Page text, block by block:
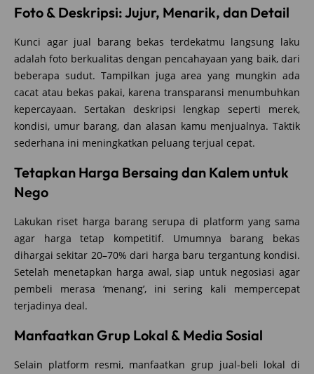
Foto & Deskripsi: Jujur, Menarik, dan Detail
Kunci agar jual barang bekas terdekatmu langsung laku
adalah foto berkualitas dengan pencahayaan yang baik, dari
beberapa sudut. Tampilkan juga area yang mungkin ada
cacat atau bekas pakai, karena transparansi menumbuhkan
kepercayaan. Sertakan deskripsi lengkap seperti merek,
kondisi, umur barang, dan alasan kamu menjualnya. Taktik
sederhana ini meningkatkan peluang terjual cepat.
Tetapkan Harga Bersaing dan Kalem untuk
Nego
Lakukan riset harga barang serupa di platform yang sama
agar harga tetap kompetitif. Umumnya barang bekas
dihargai sekitar 20–70% dari harga baru tergantung kondisi.
Setelah menetapkan harga awal, siap untuk negosiasi agar
pembeli merasa ‘menang’, ini sering kali mempercepat
terjadinya deal.
Manfaatkan Grup Lokal & Media Sosial
Selain platform resmi, manfaatkan grup jual-beli lokal di